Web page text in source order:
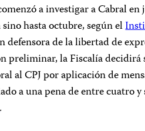
a investigar a Cabral
hasta octubre, según el
defensora de la libertad de
preliminar, la Fiscalía
al CPJ por aplicación de
a una pena de entre cuatro
.